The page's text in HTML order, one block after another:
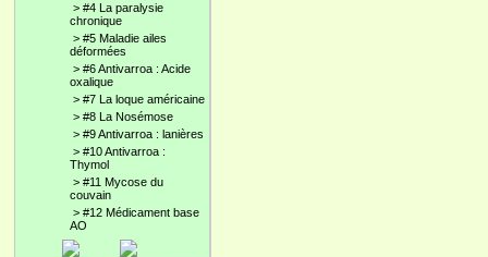
> #4 La paralysie
chronique
> #5 Maladie ailes
déformées
> #6 Antivarroa : Acide
oxalique
> #7 La loque américaine
> #8 La Nosémose
> #9 Antivarroa : lanières
> #10 Antivarroa :
Thymol
> #11 Mycose du
couvain
> #12 Médicament base
AO